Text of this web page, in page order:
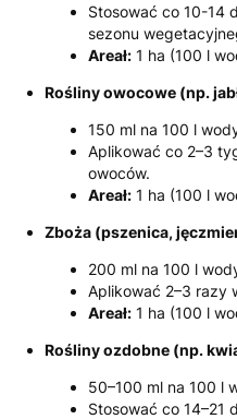
Stosować co 10-14
sezonu
Areał: 1 ha (100 l
Rośliny owocowe (np.
150 ml na 100 l
Aplikować co 2–3
owoców.
Areał: 1 ha (100 l
Zboża (pszenica,
200 ml na 100 l
Aplikować 2–3 razy
Areał: 1 ha (100 l
Rośliny ozdobne (np.
50–100 ml na 100 l
Stosować co 14–21